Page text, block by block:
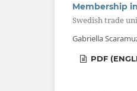
Membership
Swedish trade
Gabriella
PDF